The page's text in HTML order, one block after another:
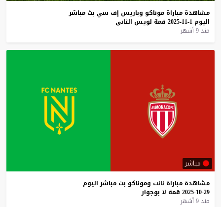
مشاهدة مباراة موناكو وباريس إف سي بث مباشر
اليوم 1-11-2025 قمة لويس الثاني
منذ 9 أشهر
مباشر
مشاهدة مباراة نانت وموناكو بث مباشر اليوم
29-10-2025
قمة لا بوجوار
منذ 9 أشهر